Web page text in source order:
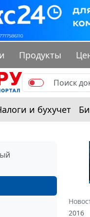
Продукты
и бухучет
2016